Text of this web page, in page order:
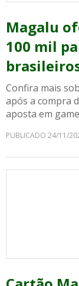
Magalu
100 mil
Confira mais
após a compra
aposta em
PUBLICADO 24/11/